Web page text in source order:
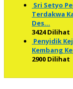
Sri Setyo
Terdakwa
Des…
3424 Dilihat
Penyidik
Kembang
2900 Dilihat